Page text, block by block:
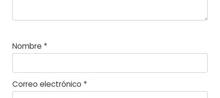
Nombre *
Correo electrónico *